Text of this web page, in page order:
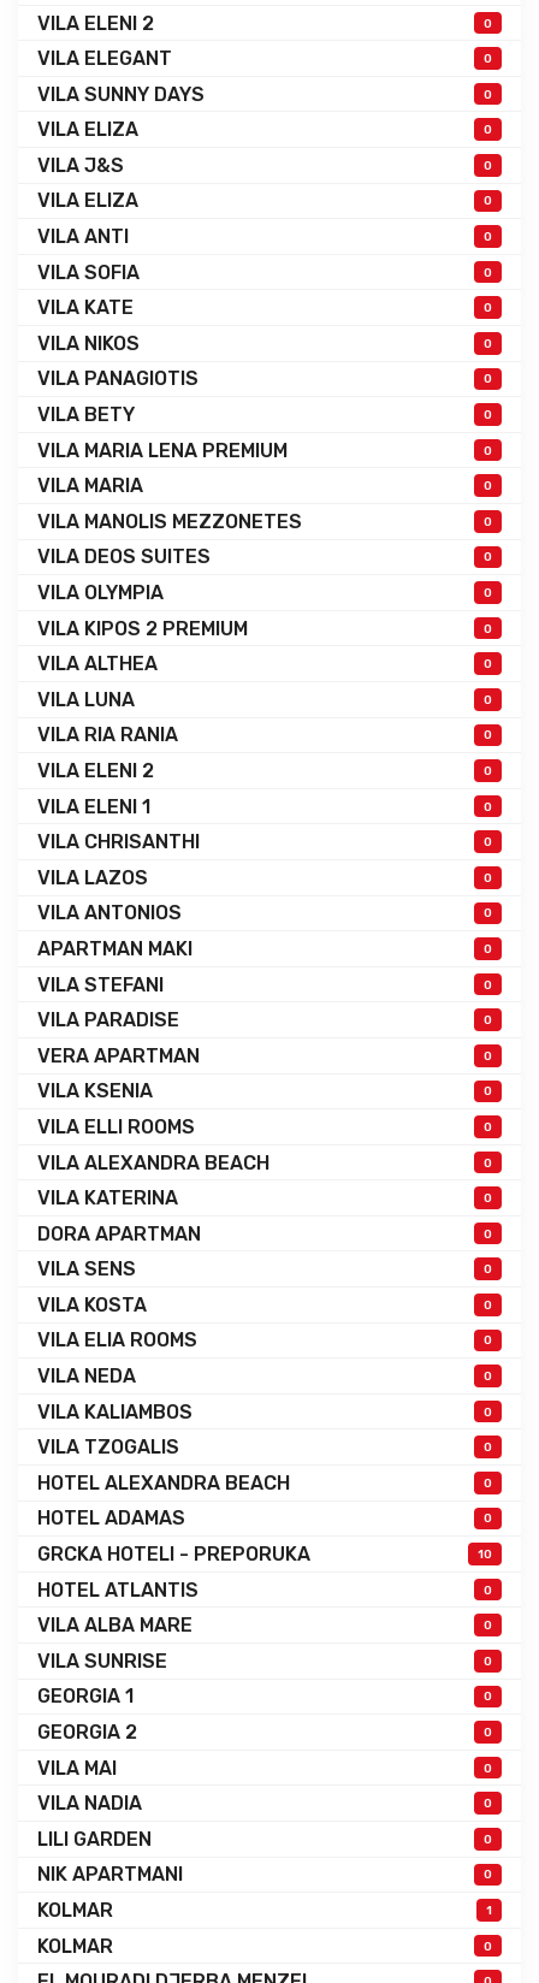
VILA ELENI 2 0
VILA ELEGANT 0
VILA SUNNY DAYS 0
VILA ELIZA 0
VILA J&S 0
VILA ELIZA 0
VILA ANTI 0
VILA SOFIA 0
VILA KATE 0
VILA NIKOS 0
VILA PANAGIOTIS 0
VILA BETY 0
VILA MARIA LENA PREMIUM 0
VILA MARIA 0
VILA MANOLIS MEZZONETES 0
VILA DEOS SUITES 0
VILA OLYMPIA 0
VILA KIPOS 2 PREMIUM 0
VILA ALTHEA 0
VILA LUNA 0
VILA RIA RANIA 0
VILA ELENI 2 0
VILA ELENI 1 0
VILA CHRISANTHI 0
VILA LAZOS 0
VILA ANTONIOS 0
APARTMAN MAKI 0
VILA STEFANI 0
VILA PARADISE 0
VERA APARTMAN 0
VILA KSENIA 0
VILA ELLI ROOMS 0
VILA ALEXANDRA BEACH 0
VILA KATERINA 0
DORA APARTMAN 0
VILA SENS 0
VILA KOSTA 0
VILA ELIA ROOMS 0
VILA NEDA 0
VILA KALIAMBOS 0
VILA TZOGALIS 0
HOTEL ALEXANDRA BEACH 0
HOTEL ADAMAS 0
GRCKA HOTELI - PREPORUKA 10
HOTEL ATLANTIS 0
VILA ALBA MARE 0
VILA SUNRISE 0
GEORGIA 1 0
GEORGIA 2 0
VILA MAI 0
VILA NADIA 0
LILI GARDEN 0
NIK APARTMANI 0
KOLMAR 1
KOLMAR 0